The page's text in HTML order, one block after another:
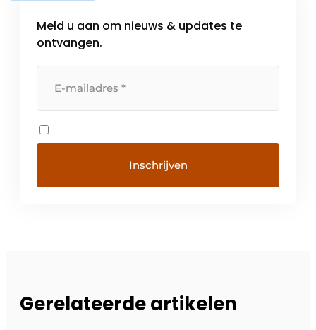
Meld u aan om nieuws & updates te
ontvangen.
Gerelateerde artikelen